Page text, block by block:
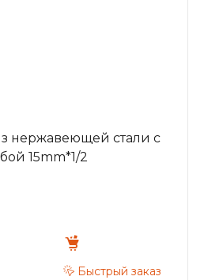
нержавеющей стали с
15mm*1/2
Быстрый заказ